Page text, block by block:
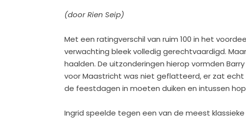
(door Rien Seip)
Met een ratingverschil van ruim 100 in het
verwachting bleek volledig gerechtvaardigd.
haalden. De uitzonderingen hierop vormden
voor Maastricht was niet geflatteerd, er zat
de feestdagen in moeten duiken en intussen
Ingrid speelde tegen een van de meest